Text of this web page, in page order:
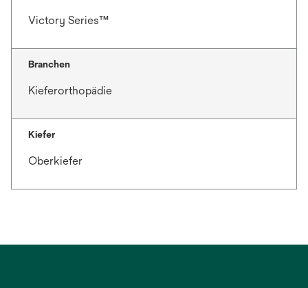
Victory Series™
Branchen
Kieferorthopädie
Kiefer
Oberkiefer